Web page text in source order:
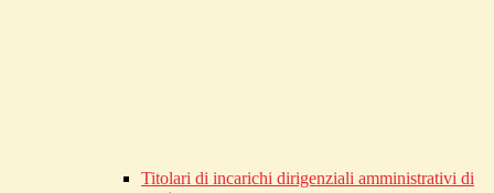
Titolari di incarichi dirigenziali amministrativi di